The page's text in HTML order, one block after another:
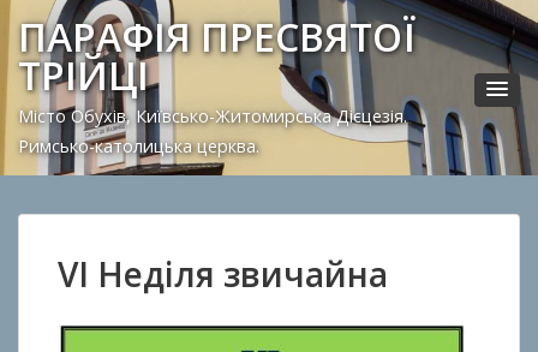
ПАРАФІЯ ПРЕСВЯТОЇ
ТРІЙЦІ
Місто Обухів, Київсько-Житомирська Дієцезія.
Римсько-католицька церква.
VI Неділя звичайна